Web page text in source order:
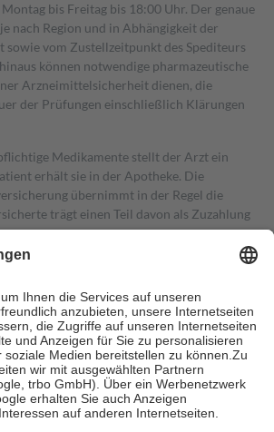
bis Freitag bis 18:00 Uhr. Der genaue
nach Region und in Abhängigkeit der
vom Zustellzeitpunkt des Spediteurs
können notwendige pharmazeutische
Arzneimittelsicherheit dienen, die
der Prüfungen einschließlich Klärungen
Medikamente stellt der Arzt ein
erhält sie in der Apotheke. Die
übernimmt in der Regel die
trägt einen Teil davon als Zuzahlung
Zuzahlungen in Höhe von zehn
Es sind jedoch nie mehr als die tatsächlichen
entrichten.
auch für Online-Apotheken.
Krankenpflege beträgt die
der Kosten sowie zehn Euro je
Versicherten für ihre eigene Gesundheit zu
Stellung der Familie zu unterstützen,